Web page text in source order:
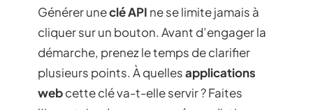
Générer uneclé API ne se limite jamais à
cliquer sur un bouton. Avant d’engager la
démarche, prenez le temps de clarifier
plusieurs points. À quellesapplications
webcette clé va-t-elle servir ? Faites